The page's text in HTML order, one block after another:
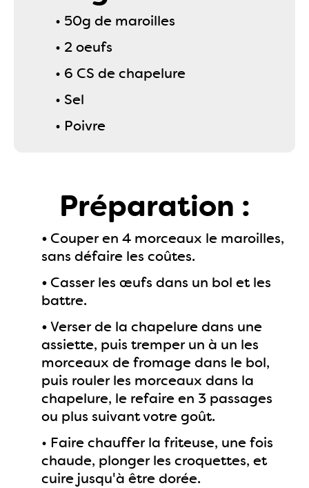
• 50g de maroilles
• 2 oeufs
• 6 CS de chapelure
• Sel
• Poivre
Préparation :
• Couper en 4 morceaux le maroilles,
sans défaire les coûtes.
• Casser les œufs dans un bol et les
battre.
•Verser de la chapelure dans une
assiette, puis tremper un à un les
morceaux de fromage dans le bol,
puis rouler les morceaux dans la
chapelure, le refaire en 3 passages
ou plus suivant votre goût.
• Faire chauffer la friteuse, une fois
chaude, plonger les croquettes, et
cuire jusqu'à être dorée.